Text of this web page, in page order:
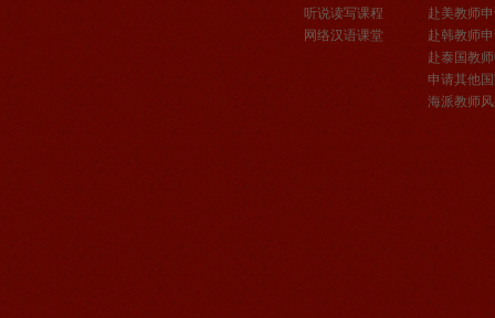
听说读写课程
网络汉语课堂
赴美教师
赴韩教师
赴泰国教
申请其他
海派教师